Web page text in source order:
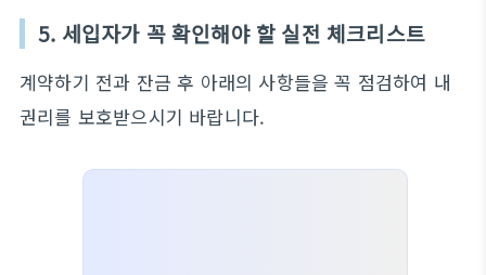
5. 세입자가 꼭 확인해야 할 실전 체크리스트
계약하기 전과 잔금 후 아래의 사항들을 꼭 점검하여 내
권리를 보호받으시기 바랍니다.